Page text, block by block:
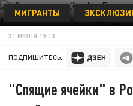
МИГРАНТЫ
31 ИЮЛЯ 19:13
ПОДПИШИТЕСЬ:
"Спящие ячейки" в